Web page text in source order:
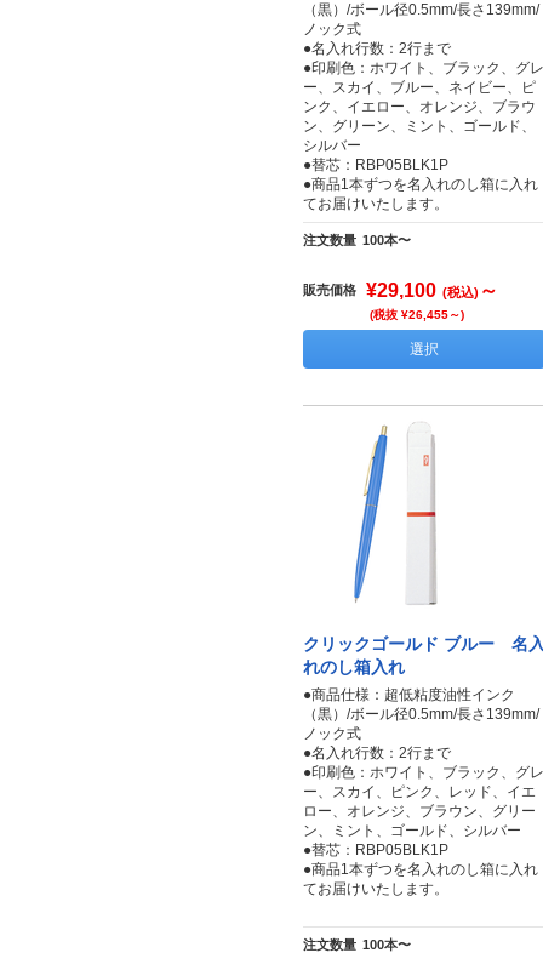
（黒）/ボール径0.5mm/長さ139mm/
ノック式
●名入れ行数：2行まで
●印刷色：ホワイト、ブラック、グレ
ー、スカイ、ブルー、ネイビー、ピ
ンク、イエロー、オレンジ、ブラウ
ン、グリーン、ミント、ゴールド、
シルバー
●替芯：RBP05BLK1P
●商品1本ずつを名入れのし箱に入れ
てお届けいたします。
注文数量 100本〜
販売価格 ¥29,100 (税込) ～
(税抜 ¥26,455～)
選択
クリックゴールド ブルー 名
れのし箱入れ
●商品仕様：超低粘度油性インク
（黒）/ボール径0.5mm/長さ139mm/
ノック式
●名入れ行数：2行まで
●印刷色：ホワイト、ブラック、グレ
ー、スカイ、ピンク、レッド、イエ
ロー、オレンジ、ブラウン、グリー
ン、ミント、ゴールド、シルバー
●替芯：RBP05BLK1P
●商品1本ずつを名入れのし箱に入れ
てお届けいたします。
注文数量 100本〜